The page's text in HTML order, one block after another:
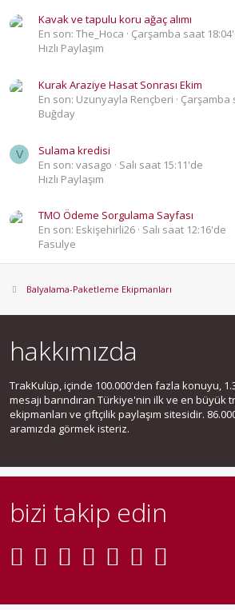
Kavak ve tapulu koru ağaç alımı
En son: The_Hoca
Çarşamba saat
Hızlı Paylaşım
Kurak Araziye Hasat Sonrası Ekim
En son: Uzunyayla Rençberi
Çarşamba
Buğday
V
Sulama kredisi
En son: vasago
Salı saat 15:11'de
Hızlı Paylaşım
TMO Ödeme Sorgulama Sayfası
En son: Eskişehirli26 Salı saat 12:16'de
Fasulye
Balyalama-Paketleme Ekipmanları
hakkımızda
TrakKulüp, içinde 100.000'den fazla konuyu,
mesajı barındıran Türkiye'nin ilk ve en büyük
ekipmanları ve çiftçilik paylaşım sitesidir.
aramızda görmek isteriz.
bizi takip edin